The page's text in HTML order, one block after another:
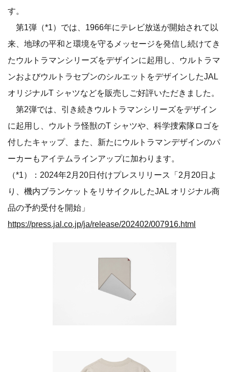
す。
第1弾（*1）では、1966年にテレビ放送が開始されて以
来、地球の平和と環境を守るメッセージを発信し続けてき
たウルトラマンシリーズをデザインに起用し、ウルトラマ
ンおよびウルトラセブンのシルエットをデザインしたJAL
オリジナルT シャツなどを販売しご好評いただきました。
第2弾では、引き続きウルトラマンシリーズをデザイン
に起用し、ウルトラ怪獣のT シャツや、科学捜索隊ロゴを
付したキャップ、また、新たにウルトラマンデザインのパ
ーカーもアイテムラインアップに加わります。
（*1）：2024年2月20日付けプレスリリース「2月20日よ
り、機内ブランケットをリサイクルしたJAL オリジナル商
品の予約受付を開始」
https://press.jal.co.jp/ja/release/202402/007916.html